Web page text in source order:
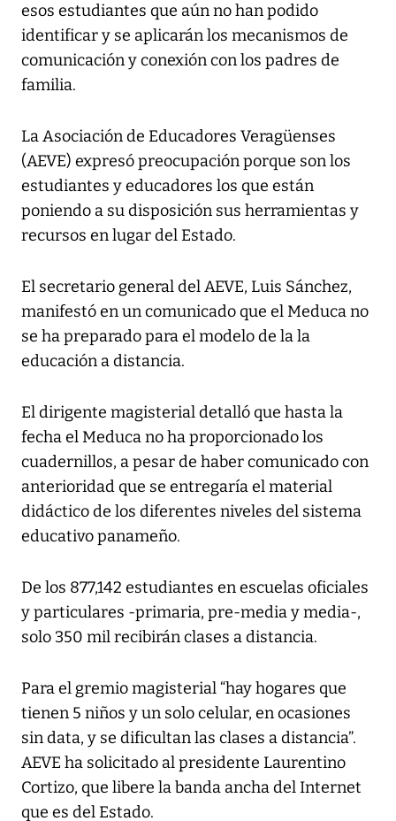
esos estudiantes que aún no han podido
identificar y se aplicarán los mecanismos de
comunicación y conexión con los padres de
familia.
La Asociación de Educadores Veragüenses
(AEVE) expresó preocupación porque son los
estudiantes y educadores los que están
poniendo a su disposición sus herramientas y
recursos en lugar del Estado.
El secretario general del AEVE, Luis Sánchez,
manifestó en un comunicado que el Meduca no
se ha preparado para el modelo de la la
educación a distancia.
El dirigente magisterial detalló que hasta la
fecha el Meduca no ha proporcionado los
cuadernillos, a pesar de haber comunicado con
anterioridad que se entregaría el material
didáctico de los diferentes niveles del sistema
educativo panameño.
De los 877,142 estudiantes en escuelas oficiales
y particulares -primaria, pre-media y media-,
solo 350 mil recibirán clases a distancia.
Para el gremio magisterial “hay hogares que
tienen 5 niños y un solo celular, en ocasiones
sin data, y se dificultan las clases a distancia”.
AEVE ha solicitado al presidente Laurentino
Cortizo, que libere la banda ancha del Internet
que es del Estado.